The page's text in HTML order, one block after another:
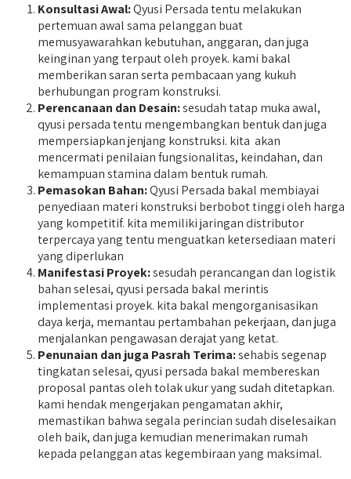
Konsultasi Awal:Qyusi Persada tentu melakukan
pertemuan awal sama pelanggan buat
memusyawarahkan kebutuhan, anggaran, dan juga
keinginan yang terpaut oleh proyek. kami bakal
memberikan saran serta pembacaan yang kukuh
berhubungan program konstruksi.
Perencanaan dan Desain:sesudah tatap muka awal,
qyusi persada tentu mengembangkan bentuk dan juga
mempersiapkan jenjang konstruksi. kita akan
mencermati penilaian fungsionalitas, keindahan, dan
kemampuan stamina dalam bentuk rumah.
Pemasokan Bahan:Qyusi Persada bakal membiayai
penyediaan materi konstruksi berbobot tinggi oleh harga
yang kompetitif. kita memiliki jaringan distributor
terpercaya yang tentu menguatkan ketersediaan materi
yang diperlukan
Manifestasi Proyek:sesudah perancangan dan logistik
bahan selesai, qyusi persada bakal merintis
implementasi proyek. kita bakal mengorganisasikan
daya kerja, memantau pertambahan pekerjaan, dan juga
menjalankan pengawasan derajat yang ketat.
Penunaian dan juga Pasrah Terima:sehabis segenap
tingkatan selesai, qyusi persada bakal membereskan
proposal pantas oleh tolak ukur yang sudah ditetapkan.
kami hendak mengerjakan pengamatan akhir,
memastikan bahwa segala perincian sudah diselesaikan
oleh baik, dan juga kemudian menerimakan rumah
kepada pelanggan atas kegembiraan yang maksimal.